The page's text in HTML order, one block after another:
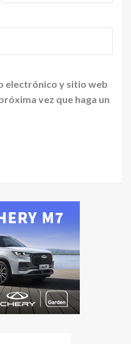
electrónico y sitio web
vez que haga un